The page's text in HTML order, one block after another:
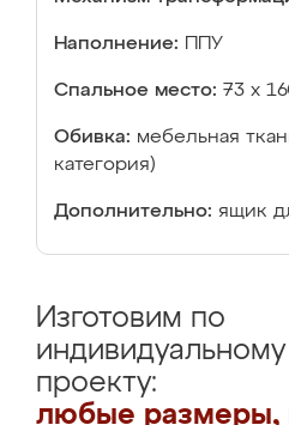
Наполнение: ППУ
Спальное место: 73 х
Обивка: мебельная
категория)
Дополнительно: ящик
Изготовим по
индивидуальному
проекту:
любые размеры,